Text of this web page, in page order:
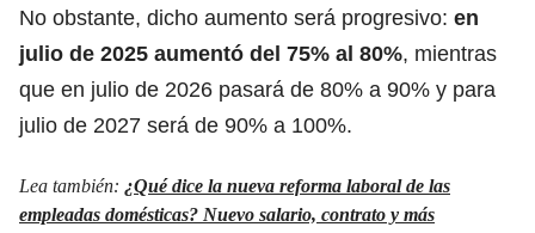
No obstante, dicho aumento será progresivo: en
julio de 2025 aumentó del 75% al 80%, mientras
que en julio de 2026 pasará de 80% a 90% y para
julio de 2027 será de 90% a 100%.
Lea también: ¿Qué dice la nueva reforma laboral de las
empleadas domésticas? Nuevo salario, contrato y más